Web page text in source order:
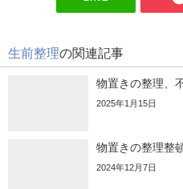
生前整理の関連記事
物置きの整理、
2025年1月15日
物置きの整理整
2024年12月7日